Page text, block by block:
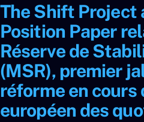
The Shift Project
Position Paper
Réserve de
(MSR), premier
réforme en cours
européen des